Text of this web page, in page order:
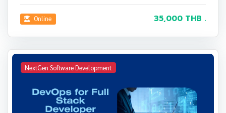
Online 35,000 THB .
NextGen Software Development